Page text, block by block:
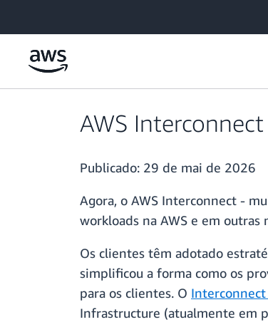
AWS
Publicado: 29 de mai de 2026
Agora, o AWS Interconnect -
workloads na AWS e em outras
Os clientes têm adotado
simplificou a forma como os
para os clientes. O Interconnect
Infrastructure (atualmente em